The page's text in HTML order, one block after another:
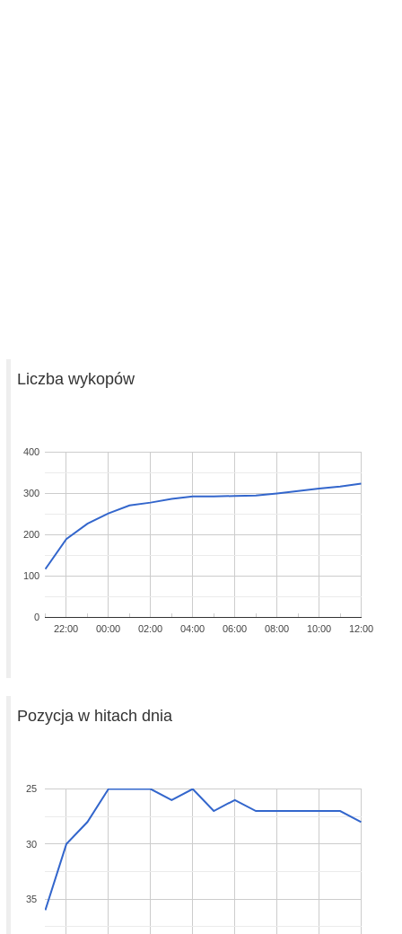
Liczba wykopów
22:00 00:00 02:00 04:00 06:00 08:00 10:00 12:00
0
100
200
300
400
Pozycja w hitach dnia
25
30
35